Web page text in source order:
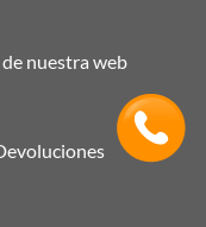
nuestra web